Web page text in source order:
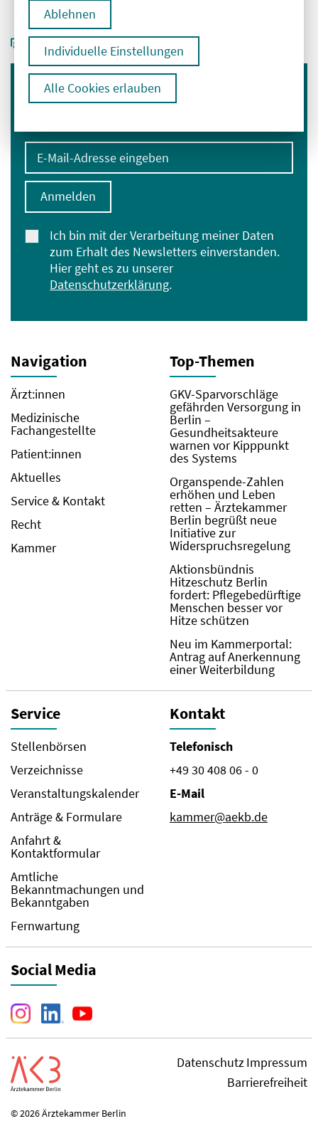
Ablehnen
Individuelle Einstellungen
Alle Cookies erlauben
Immer informiert bleiben
E-Mail-Adresse eingeben
Ich bin mit der Verarbeitung meiner Daten
zum Erhalt des Newsletters einverstanden.
Hier geht es zu unserer
Datenschutzerklärung.
Anmelden
Navigation
Ärzt:innen
Medizinische
Fachangestellte
Patient:innen
Aktuelles
Service & Kontakt
Recht
Kammer
Top-Themen
GKV-Sparvorschläge
gefährden Versorgung in
Berlin –
Gesundheitsakteure
warnen vor Kipppunkt
des Systems
Organspende-Zahlen
erhöhen und Leben
retten – Ärztekammer
Berlin begrüßt neue
Initiative zur
Widerspruchsregelung
Aktionsbündnis
Hitzeschutz Berlin
fordert: Pflegebedürftige
Menschen besser vor
Hitze schützen
Neu im Kammerportal:
Antrag auf Anerkennung
einer Weiterbildung
Service
Stellenbörsen
Verzeichnisse
Veranstaltungskalender
Anträge & Formulare
Anfahrt &
Kontaktformular
Amtliche
Bekanntmachungen und
Bekanntgaben
Fernwartung
Kontakt
Telefonisch
+49 30 408 06 - 0
E-Mail
kammer@aekb.de
Social Media
DatenschutzImpressum
Barrierefreiheit
© 2026 Ärztekammer Berlin